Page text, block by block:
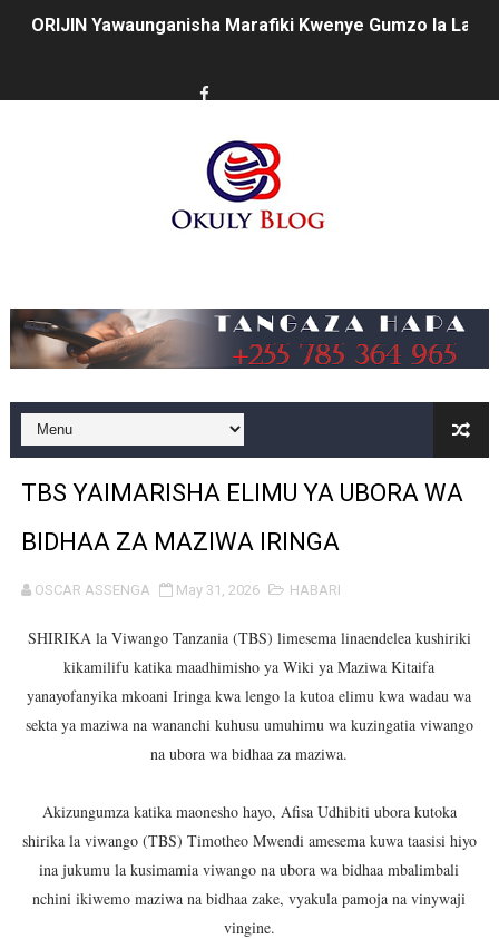
ORIJIN Yawaunganisha Marafiki Kwenye Gumzo la
KIONGOZI MSTAAFU WA WMA ASEMA VIPIMO SAHIHI
WMA YAMUAHIDI MKUU WA WILAYA YA IRAMBA
TANTRADE YAWATAKA WAZALISHAJI KUTUMIA
MUSOMA YATOA TENDA ZA SH. MILIONI 99 KWA
KILA KILO INAYOPOTEA NI SHILINGI INAYOPOTEA -
MTWALE AITAKA TARURA IENDELEE KUTOA
PROF. NAGU: TARURA ONGEZENI ELIMU KWA
MTENDAJI MKUU WMA AHAMASISHA WANANCHI
TBS YAENDELEA KUTOA ELUMU YA VIWANGO
RAIS SAMIA AIPONGEZA TADB KUWA MDHAMINI
TBS YAIMARISHA ELIMU YA UBORA WA
BIDHAA ZA MAZIWA IRINGA
OSCAR ASSENGA May 31, 2026 HABARI
SHIRIKA la Viwango Tanzania (TBS) limesema linaendelea kushiriki
kikamilifu katika maadhimisho ya Wiki ya Maziwa Kitaifa
yanayofanyika mkoani Iringa kwa lengo la kutoa elimu kwa wadau wa
sekta ya maziwa na wananchi kuhusu umuhimu wa kuzingatia viwango
na ubora wa bidhaa za maziwa.
Akizungumza katika maonesho hayo, Afisa Udhibiti ubora kutoka
shirika la viwango (TBS) Timotheo Mwendi amesema kuwa taasisi hiyo
ina jukumu la kusimamia viwango na ubora wa bidhaa mbalimbali
nchini ikiwemo maziwa na bidhaa zake, vyakula pamoja na vinywaji
vingine.